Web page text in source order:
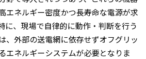
エネルギー密度かつ長寿命な電源が求
に、現場で自律的に動作・判断を行う
、外部の送電網に依存せずオフグリッ
エネルギーシステムが必要となりま